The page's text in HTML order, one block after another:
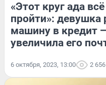
«Этот круг ада
пройти»: девушка
машину в кредит
увеличила его
6 октября, 2023, 13:00 2 656